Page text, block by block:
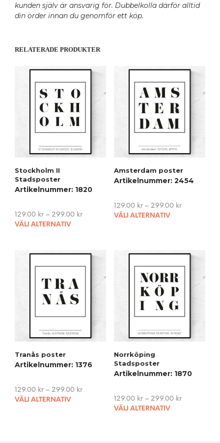
kunden själv är ansvarig för. Dubbelkolla därför alltid
din order innan du genomför ett köp.
RELATERADE PRODUKTER
Stockholm II
Stadsposter
Artikelnummer: 1820
129.00 kr – 299.00 kr
VÄLJ ALTERNATIV
multiple
The
page
Amsterdam poster
Artikelnummer: 2454
129.00 kr– 299.00 kr
VÄLJ ALTERNATIV
Tranås poster
Artikelnummer: 1376
129.00 kr – 299.00 kr
VÄLJ ALTERNATIV
This
product
Norrköping
Stadsposter
Artikelnummer: 1870
129.00 kr– 299.00 kr
VÄLJ ALTERNATIV